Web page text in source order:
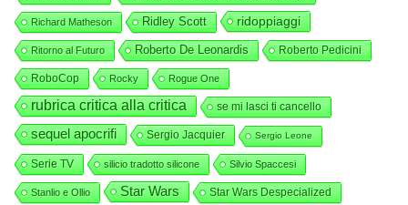
Richard Matheson Ridley Scott ridoppiaggi
Ritorno al Futuro Roberto De Leonardis Roberto Pedicini
RoboCop Rocky Rogue One
rubrica critica alla critica se mi lasci ti cancello
sequel apocrifi Sergio Jacquier Sergio Leone
Serie TV silicio tradotto silicone Silvio Spaccesi
Stanlio e Ollio Star Wars Star Wars Despecialized